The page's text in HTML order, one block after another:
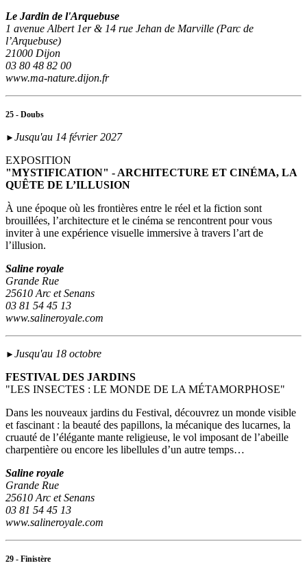
Le Jardin de l'Arquebuse
1 avenue Albert 1er & 14 rue Jehan de Marville (Parc de
l’Arquebuse)
21000 Dijon
03 80 48 82 00
www.ma-nature.dijon.fr
25 - Doubs
► Jusqu'au 14 février 2027
EXPOSITION
"MYSTIFICATION" - ARCHITECTURE ET CINÉMA, LA
QUÊTE DE L’ILLUSION
À une époque où les frontières entre le réel et la fiction sont
brouillées, l’architecture et le cinéma se rencontrent pour vous
inviter à une expérience visuelle immersive à travers l’art de
l’illusion.
Saline royale
Grande Rue
25610 Arc et Senans
03 81 54 45 13
www.salineroyale.com
► Jusqu'au 18 octobre
FESTIVAL DES JARDINS
"LES INSECTES : LE MONDE DE LA MÉTAMORPHOSE"
Dans les nouveaux jardins du Festival, découvrez un monde visible
et fascinant : la beauté des papillons, la mécanique des lucarnes, la
cruauté de l’élégante mante religieuse, le vol imposant de l’abeille
charpentière ou encore les libellules d’un autre temps…
Saline royale
Grande Rue
25610 Arc et Senans
03 81 54 45 13
www.salineroyale.com
29 - Finistère